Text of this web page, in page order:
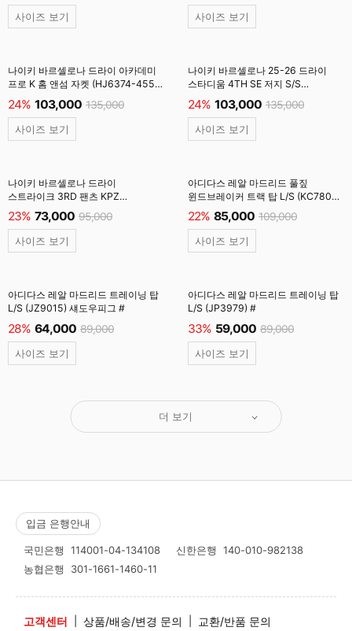
사이즈 보기 사이즈 보기
나이키 바르셀로나 드라이 아카데미
프로 K 홈 앤섬 자켓 (HJ6374-455)
딥로얄블루 #
24% 103,000 135,000
사이즈 보기
나이키 바르셀로나 25-26 드라이
스타디움 4TH SE 저지 S/S
(FZ1304-432) 짐블루 #
24% 103,000 135,000
사이즈 보기
나이키 바르셀로나 드라이
스트라이크 3RD 팬츠 KPZ
(FQ2452-062) 앤트러사이트 #
23% 73,000 95,000
사이즈 보기
아디다스 레알 마드리드 풀짚
윈드브레이커 트랙 탑 L/S (KC7805)
검정
22% 85,000 109,000
사이즈 보기
아디다스 레알 마드리드 트레이닝 탑
L/S (JZ9015) 섀도우피그 #
28% 64,000 89,000
사이즈 보기
아디다스 레알 마드리드 트레이닝 탑
L/S (JP3979) #
33% 59,000 89,000
사이즈 보기
더 보기
입금 은행안내
국민은행 114001-04-134108 신한은행 140-010-982138
농협은행 301-1661-1460-11
고객센터 상품/배송/변경 문의 교환/반품 문의